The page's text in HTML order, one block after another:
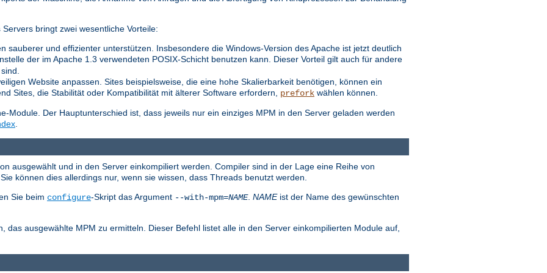
bringt zwei wesentliche Vorteile:
sauberer und effizienter unterstützen. Insbesondere die Windows-Version des Apache ist jetzt deutlich
der im Apache 1.3 verwendeten POSIX-Schicht benutzen kann. Dieser Vorteil gilt auch für andere
Website anpassen. Sites beispielsweise, die eine hohe Skalierbarkeit benötigen, können ein
Sites, die Stabilität oder Kompatibilität mit älterer Software erfordern, prefork wählen können.
Module. Der Hauptunterschied ist, dass jeweils nur ein einziges MPM in den Server geladen werden
ausgewählt und in den Server einkompiliert werden. Compiler sind in der Lage eine Reihe von
können dies allerdings nur, wenn sie wissen, dass Threads benutzt werden.
Sie beim configure-Skript das Argument --with-mpm=NAME. NAMEist der Name des gewünschten
das ausgewählte MPM zu ermitteln. Dieser Befehl listet alle in den Server einkompilierten Module auf,